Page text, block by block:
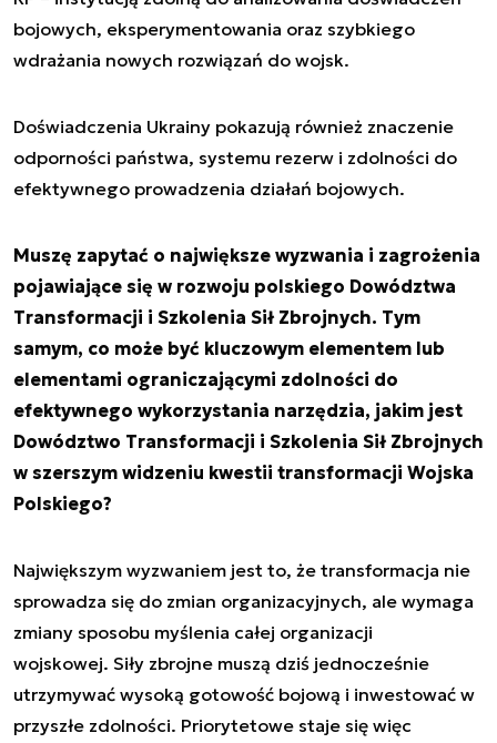
bojowych, eksperymentowania oraz szybkiego
wdrażania nowych rozwiązań do wojsk.
Doświadczenia Ukrainy pokazują również znaczenie
odporności państwa, systemu rezerw i zdolności do
efektywnego prowadzenia działań bojowych.
Muszę zapytać o największe wyzwania i zagrożenia
pojawiające się w rozwoju polskiego Dowództwa
Transformacji i Szkolenia Sił Zbrojnych. Tym
samym, co może być kluczowym elementem lub
elementami ograniczającymi zdolności do
efektywnego wykorzystania narzędzia, jakim jest
Dowództwo Transformacji i Szkolenia Sił Zbrojnych
w szerszym widzeniu kwestii transformacji Wojska
Polskiego?
Największym wyzwaniem jest to, że transformacja nie
sprowadza się do zmian organizacyjnych, ale wymaga
zmiany sposobu myślenia całej organizacji
wojskowej. Siły zbrojne muszą dziś jednocześnie
utrzymywać wysoką gotowość bojową i inwestować w
przyszłe zdolności. Priorytetowe staje się więc